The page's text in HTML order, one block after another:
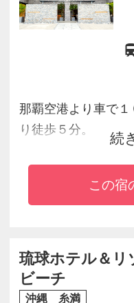
那覇空港より車で
り徒歩５分。
国際通りやバスタ
り、ビジネス・観
客室はwi-fi環境を完
続
この宿
琉球ホテル＆リ
ビーチ
沖縄 糸満